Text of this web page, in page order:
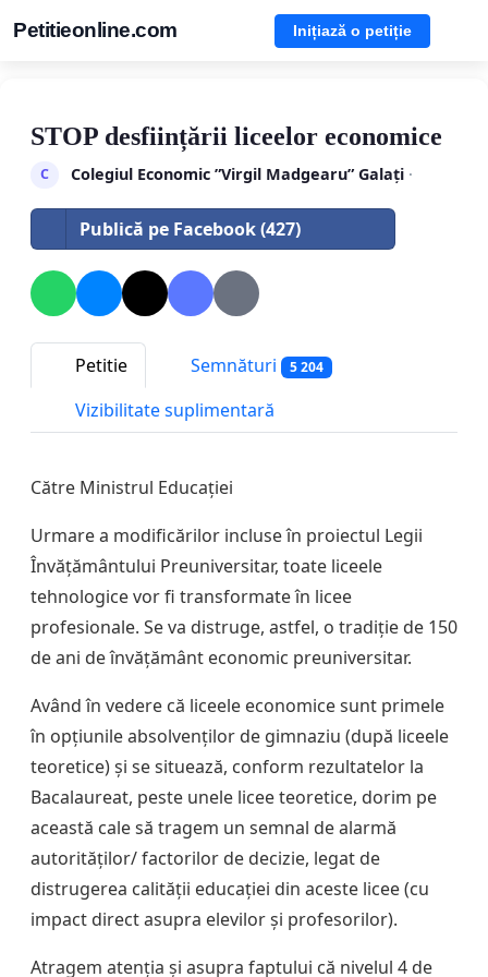
Petitieonline.com Inițiază o petiție
STOP desființării liceelor economice
C Colegiul Economic ”Virgil Madgearu” Galați·
Publică pe Facebook (427)
Petitie Semnături 5 204
Vizibilitate suplimentară
Către Ministrul Educației
Urmare a modificărilor incluse în proiectul Legii
Învățământului Preuniversitar, toate liceele
tehnologice vor fi transformate în licee
profesionale. Se va distruge, astfel, o tradiție de 150
de ani de învățământ economic preuniversitar.
Având în vedere că liceele economice sunt primele
în opțiunile absolvenților de gimnaziu (după liceele
teoretice) și se situează, conform rezultatelor la
Bacalaureat, peste unele licee teoretice, dorim pe
această cale să tragem un semnal de alarmă
autorităților/ factorilor de decizie, legat de
distrugerea calității educației din aceste licee (cu
impact direct asupra elevilor și profesorilor).
Atragem atenția și asupra faptului că nivelul 4 de